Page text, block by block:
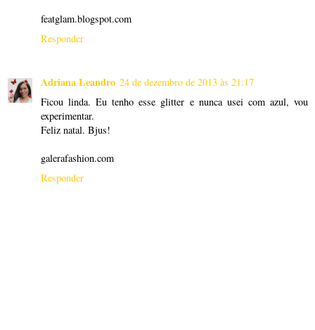
featglam.blogspot.com
Responder
Adriana Leandro 24 de dezembro de 2013 às 21:17
Ficou linda. Eu tenho esse glitter e nunca usei com azul, vou
experimentar.
Feliz natal. Bjus!
galerafashion.com
Responder